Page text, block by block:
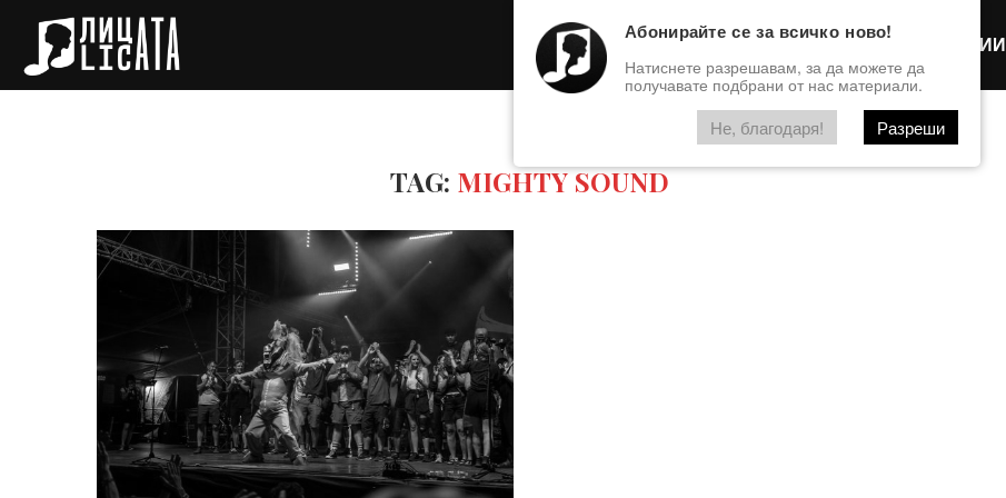
Интервю ФОТОГАЛЕРИИ
TAG: MIGHTY SOUND
Абонирайте се за всичко ново!
Натиснете разрешавам, за да можете да
получавате подбрани от нас материали.
Не, благодаря! Разреши